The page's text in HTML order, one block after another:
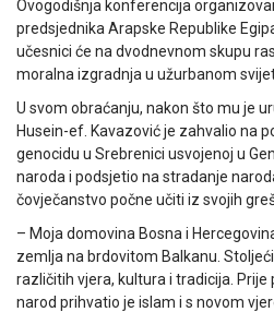
Ovogodišnja konferencija
predsjednika Arapske Republike
učesnici će na dvodnevnom skupu
moralna izgradnja u užurbanom
U svom obraćanju, nakon što mu je
Husein-ef. Kavazović je zahvalio na
genocidu u Srebrenici usvojenoj u
naroda i podsjetio na stradanje
čovječanstvo počne učiti iz svojih
– Moja domovina Bosna i
zemlja na brdovitom Balkanu.
različitih vjera, kultura i tradicija.
narod prihvatio je islam i s novom